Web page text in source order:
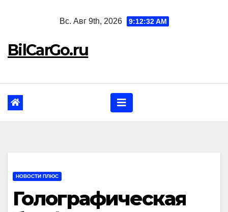
Вс. Авг 9th, 2026 9:12:33 AM
BilCarGo.ru
НОВОСТИ ПЛЮС
Голографическая